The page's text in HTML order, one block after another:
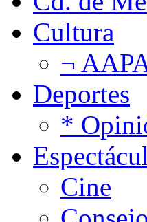
Cultura
¬
Deportes
*
Cine